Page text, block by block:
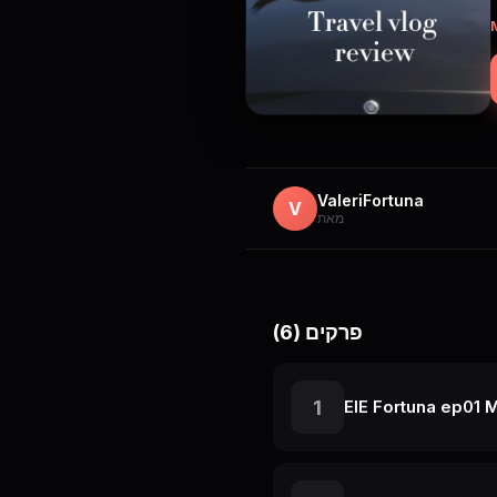
V ValeriFortuna
מאת
פרקים (6)
1 ElE Fortuna ep01